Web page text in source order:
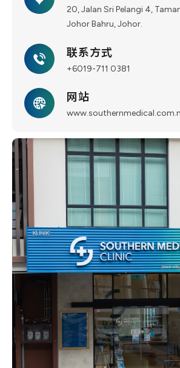
20, Jalan Sri Pelangi 4,
Johor Bahru, Johor.
联系方式
+6019-711 0381
网站